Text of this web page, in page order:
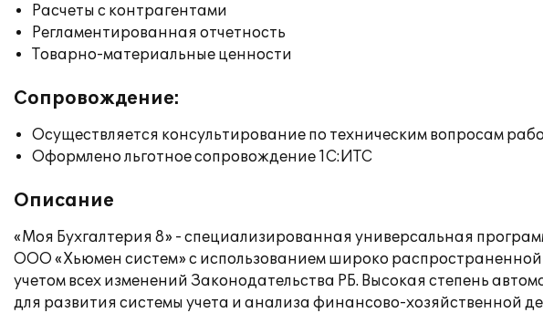
Расчеты с контрагентами
Регламентированная отчетность
Товарно-материальные ценности
Сопровождение:
Осуществляется консультирование по техническим вопросам
Оформлено льготное сопровождение 1С:ИТС
Описание
«Моя Бухгалтерия 8» - специализированная универсальная
ООО «Хьюмен систем» с использованием широко
учетом всех изменений Законодательства РБ. Высокая степень
для развития системы учета и анализа финансово-хозяйственной